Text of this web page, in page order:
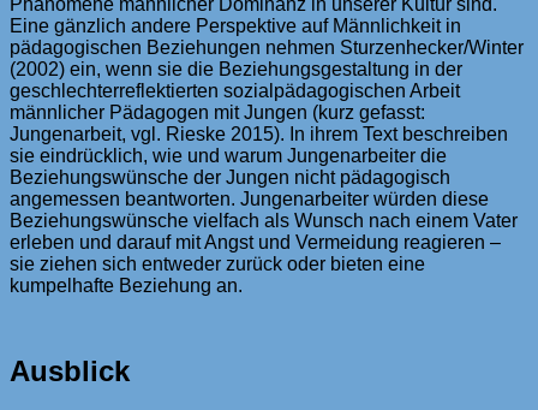
Phänomene männlicher Dominanz in unserer Kultur sind.
Eine gänzlich andere Perspektive auf Männlichkeit in
pädagogischen Beziehungen nehmen Sturzenhecker/Winter
(2002) ein, wenn sie die Beziehungsgestaltung in der
geschlechterreflektierten sozialpädagogischen Arbeit
männlicher Pädagogen mit Jungen (kurz gefasst:
Jungenarbeit, vgl. Rieske 2015). In ihrem Text beschreiben
sie eindrücklich, wie und warum Jungenarbeiter die
Beziehungswünsche der Jungen nicht pädagogisch
angemessen beantworten. Jungenarbeiter würden diese
Beziehungswünsche vielfach als Wunsch nach einem Vater
erleben und darauf mit Angst und Vermeidung reagieren –
sie ziehen sich entweder zurück oder bieten eine
kumpelhafte Beziehung an.
Ausblick